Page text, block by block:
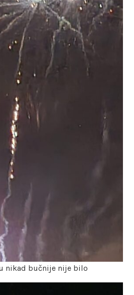
nikad bučnije nije bilo